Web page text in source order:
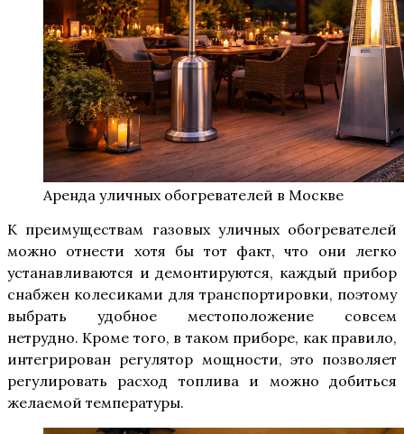
Аренда уличных обогревателей в Москве
К преимуществам газовых уличных обогревателей
можно отнести хотя бы тот факт, что они легко
устанавливаются и демонтируются, каждый прибор
снабжен колесиками для транспортировки, поэтому
выбрать удобное местоположение совсем
нетрудно. Кроме того, в таком приборе, как правило,
интегрирован регулятор мощности, это позволяет
регулировать расход топлива и можно добиться
желаемой температуры.